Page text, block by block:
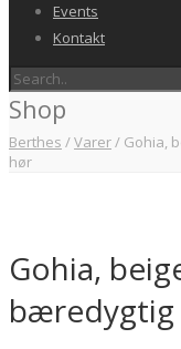
Events
Kontakt
Shop
Berthes /Varer/ Gohia,
hør
Gohia,